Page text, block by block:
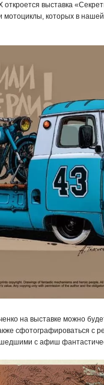
выставка
мотоциклы, которых в
на выставке можно
сфотографироваться с
с афиш